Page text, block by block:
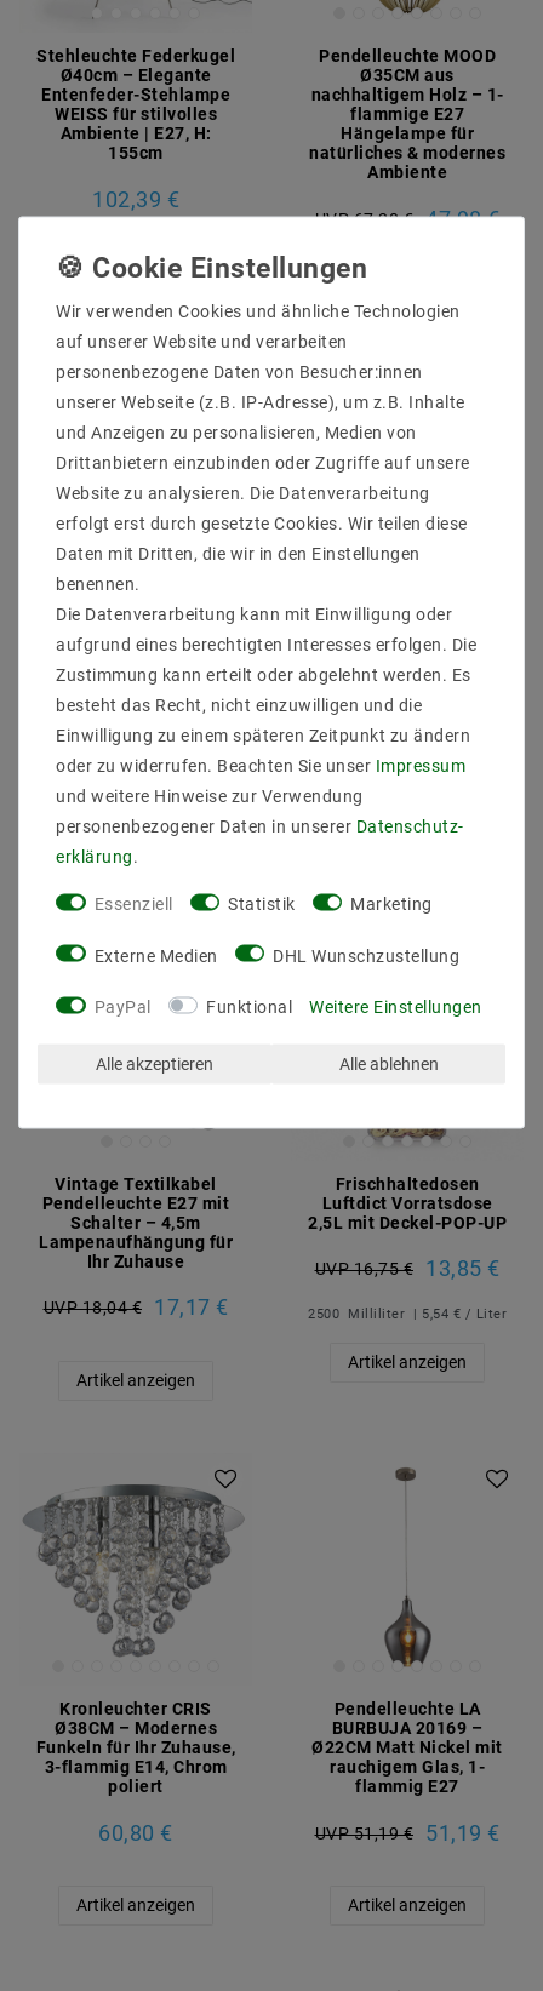
Stehleuchte Federkugel
Ø40cm – Elegante
Entenfeder-Stehlampe
WEISS für stilvolles
Ambiente | E27, H:
155cm
102,39 €
Artikel anzeigen
Pendelleuchte MOOD
Ø35CM aus
nachhaltigem Holz – 1-
flammige E27
Hängelampe für
natürliches & modernes
Ambiente
UVP 67,20 € 47,98 €
Lampenfassung E27
vintage Edison
Lampensockel Chrom
EC426
UVP 10,99 € 5,96 €
Artikel anzeigen
NORDLEA
Deckenleuchte Ø60cm –
4-flammig E14, Chrom
poliert & Acryl sandig-
rauchig –
Märchenhaftes Design
für Ihr Zuhause
54,41 €
Vintage Textilkabel
Pendelleuchte E27 mit
Schalter – 4,5m
Lampenaufhängung für
Ihr Zuhause
UVP 18,04 € 17,17 €
Artikel anzeigen
Frischhaltedosen
Luftdict Vorratsdose
2,5L mit Deckel-POP-UP
UVP 16,75 € 13,85 €
2500 Milliliter | 5,54 € / Liter
Artikel anzeigen
Kronleuchter CRIS
Ø38CM – Modernes
Funkeln für Ihr Zuhause,
3-flammig E14, Chrom
poliert
60,80 €
Artikel anzeigen
Pendelleuchte LA
BURBUJA 20169 –
Ø22CM Matt Nickel mit
rauchigem Glas, 1-
flammig E27
UVP 51,19 € 51,19 €
Artikel anzeigen
Wir verwenden Cookies und ähnliche Technologien
auf unserer Website und verarbeiten
personenbezogene Daten von Besucher:innen
unserer Webseite (z.B. IP-Adresse), um z.B. Inhalte
und Anzeigen zu personalisieren, Medien von
Drittanbietern einzubinden oder Zugriffe auf unsere
Website zu analysieren. Die Datenverarbeitung
erfolgt erst durch gesetzte Cookies. Wir teilen diese
Daten mit Dritten, die wir in den Einstellungen
benennen.
Die Datenverarbeitung kann mit Einwilligung oder
aufgrund eines berechtigten Interesses erfolgen. Die
Zustimmung kann erteilt oder abgelehnt werden. Es
besteht das Recht, nicht einzuwilligen und die
Einwilligung zu einem späteren Zeitpunkt zu ändern
oder zu widerrufen. Beachten Sie unser Impressum
und weitere Hinweise zur Verwendung
personenbezogener Daten in unserer Daten­schutz­
erklärung.
Essenziell Statistik Marketing
Externe Medien DHL Wunschzustellung
PayPal Funktional Weitere Einstellungen
Alle akzeptieren Alle ablehnen